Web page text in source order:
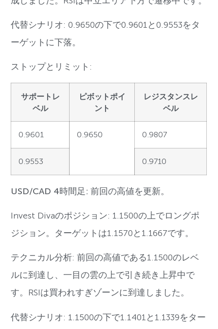
代替シナリオ: 0.9650の下で0.9601と0.9553をタ
ーゲットに下落。
ストップとリミット:
サポートレ
ベル
ピボットポイ
ント
レジスタンスレ
ベル
0.9601 0.9650 0.9807
0.9553 0.9710
USD/CAD 4時間足: 前回の高値を更新。
Invest Divaのポジション: 1.1500の上でロングポ
ジション。ターゲットは1.1570と1.1667です。
テクニカル分析: 前回の高値である1.1500のレベ
ルに到達し、一目の雲の上で引き続き上昇中で
す。RSIは買われすぎゾーンに到達しました。
代替シナリオ: 1.1500の下で1.1401と1.1339をター